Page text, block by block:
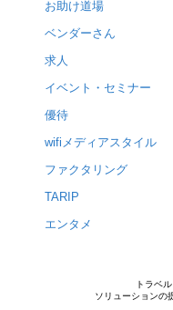
お助け道場
ベンダーさん
求人
イベント・セミナー
優待
wifiメディアスタイル
ファクタリング
TARIP
エンタメ
トラベ
ソリューションの